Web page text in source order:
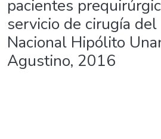
pacientes
servicio de cirugía
Nacional Hipólito
Agustino, 2016